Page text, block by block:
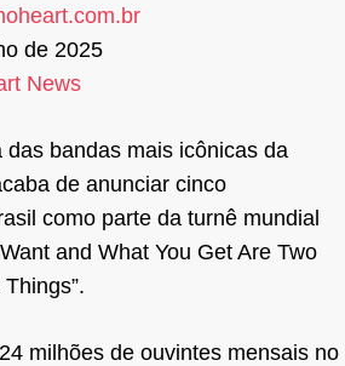
de 2025
News
das bandas mais icônicas da
de anunciar cinco
como parte da turnê mundial
and What You Get Are Two
milhões de ouvintes mensais no